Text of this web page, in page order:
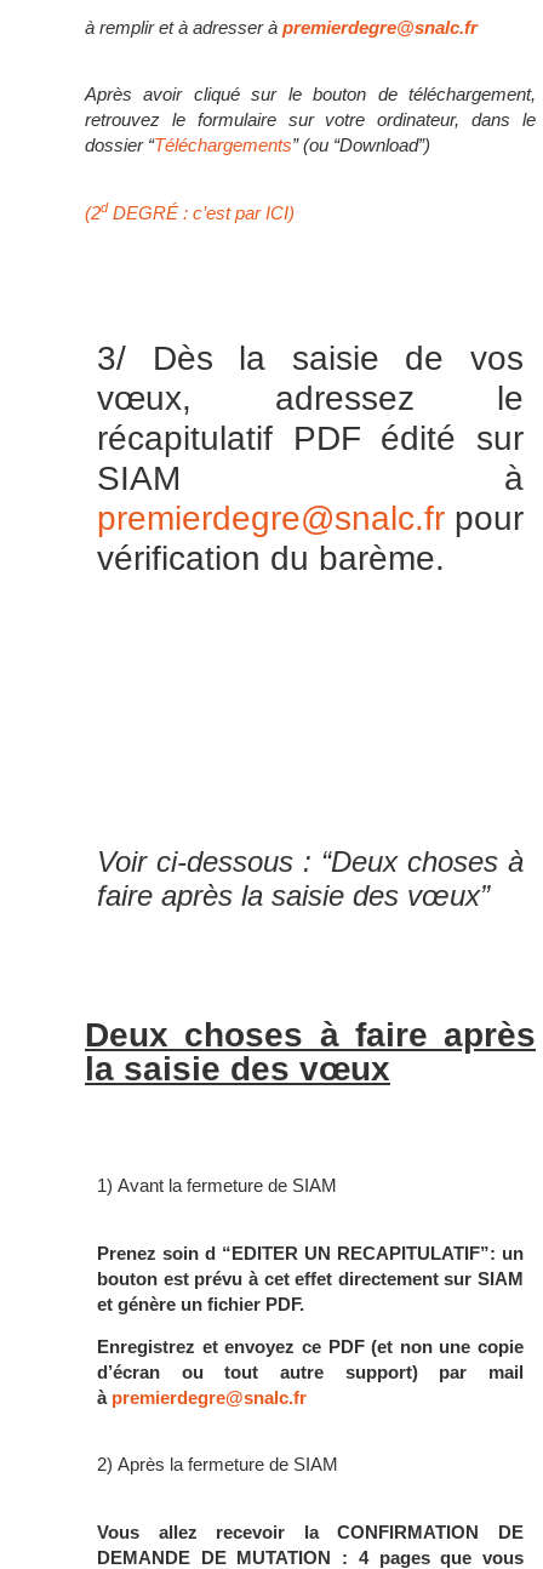
à remplir et à adresser à premierdegre@snalc.fr
Après avoir cliqué sur le bouton de téléchargement,
retrouvez le formulaire sur votre ordinateur, dans le
dossier “Téléchargements” (ou “Download”)
(2d DEGRÉ : c’est par ICI)
3/ Dès la saisie de vos
vœux, adressez le
récapitulatif PDF édité sur
SIAM à
premierdegre@snalc.fr pour
vérification du barème.
Voir ci-dessous : “Deux choses à
faire après la saisie des vœux”
Deux choses à faire après
la saisie des vœux
1) Avant la fermeture de SIAM
Prenez soin d “EDITER UN RECAPITULATIF”: un
bouton est prévu à cet effet directement sur SIAM
et génère un fichier PDF.
Enregistrez et envoyez ce PDF (et non une copie
d’écran ou tout autre support) par mail
à premierdegre@snalc.fr
2) Après la fermeture de SIAM
Vous allez recevoir la CONFIRMATION DE
DEMANDE DE MUTATION : 4 pages que vous